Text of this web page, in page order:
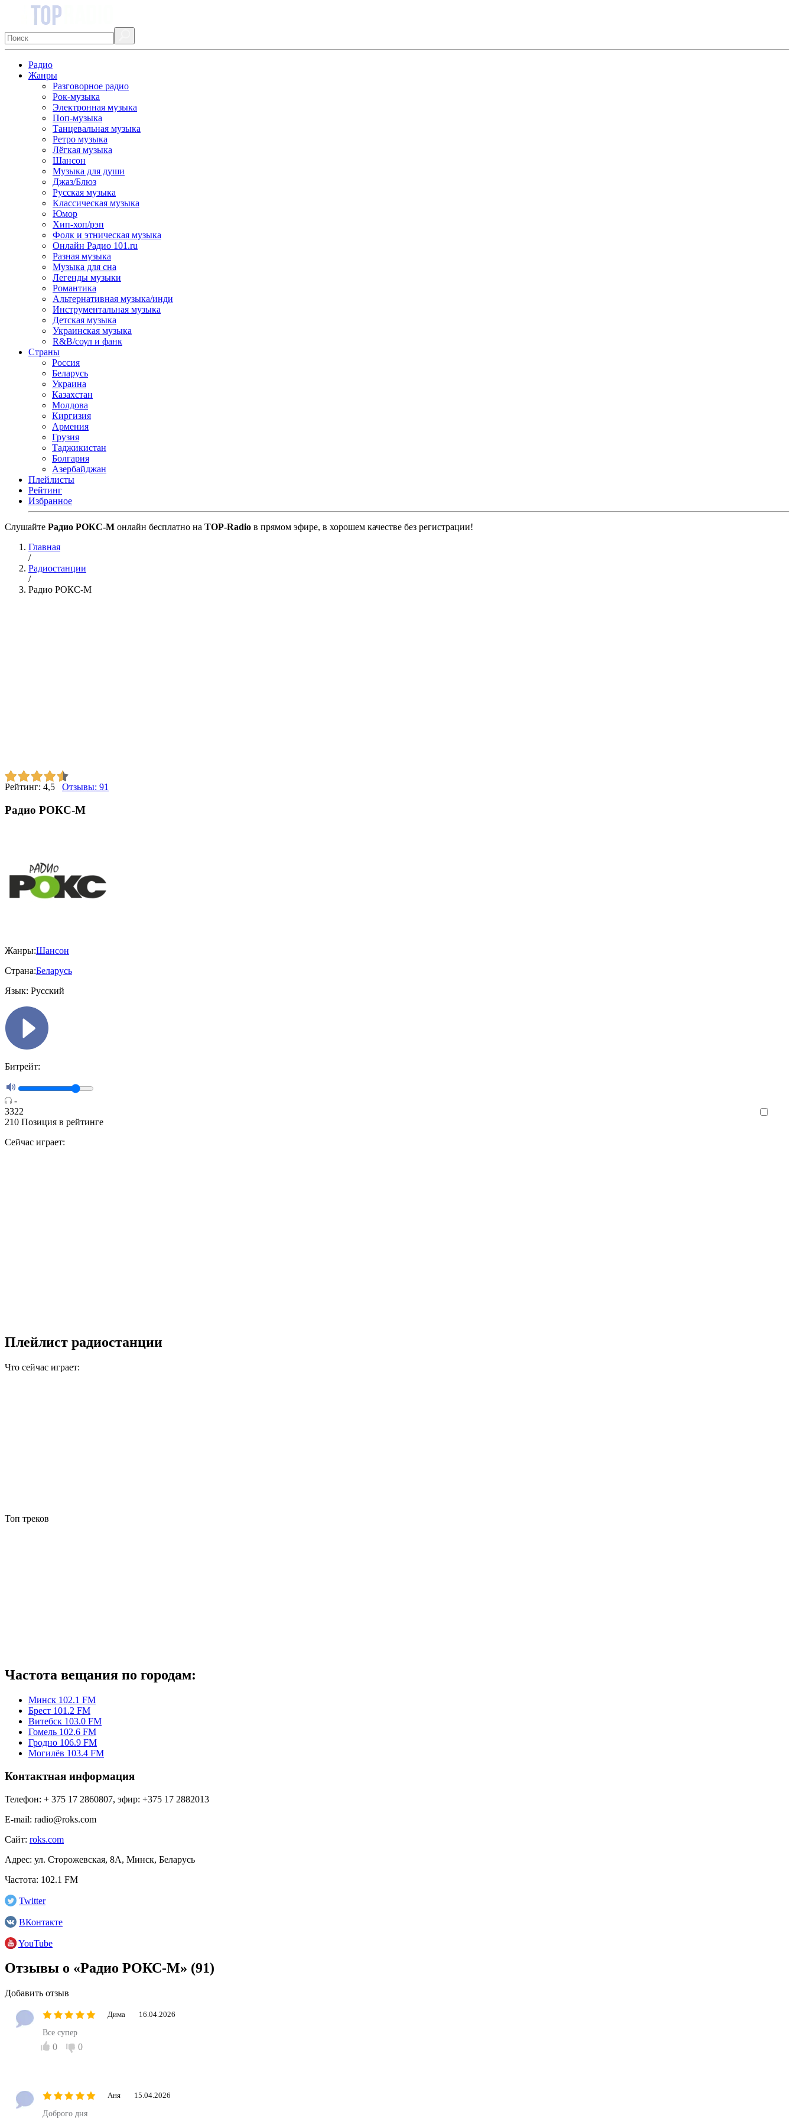
Радио
Жанры
Разговорное радио
Рок-музыка
Электронная музыка
Поп-музыка
Танцевальная музыка
Ретро музыка
Лёгкая музыка
Шансон
Музыка для души
Джаз/Блюз
Русская музыка
Классическая музыка
Юмор
Хип-хоп/рэп
Фолк и этническая музыка
Онлайн Радио 101.ru
Разная музыка
Музыка для сна
Легенды музыки
Романтика
Альтернативная музыка/инди
Инструментальная музыка
Детская музыка
Украинская музыка
R&B/cоул и фанк
Страны
Россия
Беларусь
Украина
Казахстан
Молдова
Киргизия
Армения
Грузия
Таджикистан
Болгария
Азербайджан
Плейлисты
Рейтинг
Избранное
Cлушайте Радио РОКС-М онлайн бесплатно на TOP-Radio в прямом эфире, в хорошем качестве без регистрации!
Главная
/
Радиостанции
/
Радио РОКС-М
Рейтинг: 4,5 Отзывы: 91
Радио РОКС-М
Жанры:Шансон
Страна:Беларусь
Язык: Русский
Битрейт:
-
3322
210 Позиция в рейтинге
Сейчас играет:
Плейлист радиостанции
Что сейчас играет:
Топ треков
Частота вещания по городам:
Минск 102.1 FM
Брест 101.2 FM
Витебск 103.0 FM
Гомель 102.6 FM
Гродно 106.9 FM
Могилёв 103.4 FM
Контактная информация
Телефон: + 375 17 2860807, эфир: +375 17 2882013
E-mail: radio@roks.com
Сайт: roks.com
Адрес: ул. Сторожевская, 8А, Минск, Беларусь
Частота: 102.1 FM
Twitter
ВКонтакте
YouTube
Отзывы о «Радио РОКС-М» (91)
Добавить отзыв
Дима 16.04.2026
Все супер
0 0
Аня 15.04.2026
Доброго дня